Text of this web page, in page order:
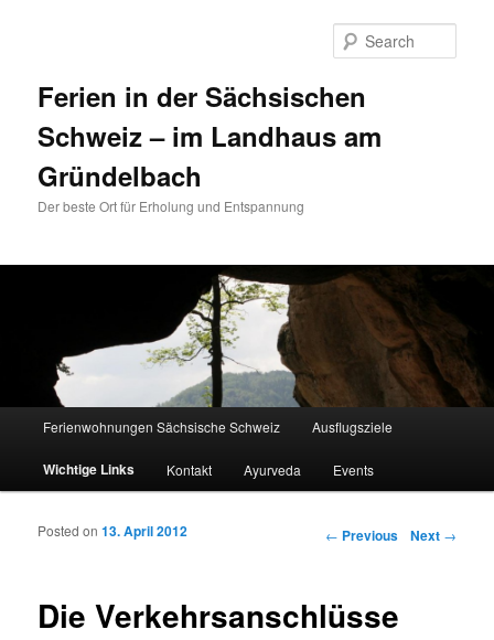
Ferien in der Sächsischen
Schweiz – im Landhaus am
Gründelbach
Der beste Ort für Erholung und Entspannung
Skip to primary content
Skip to secondary content
Ferienwohnungen Sächsische Schweiz Ausflugsziele
Wichtige Links Kontakt Ayurveda Events
Post navigation
← Previous Next →
Die Verkehrsanschlüsse
Posted on13. April 2012